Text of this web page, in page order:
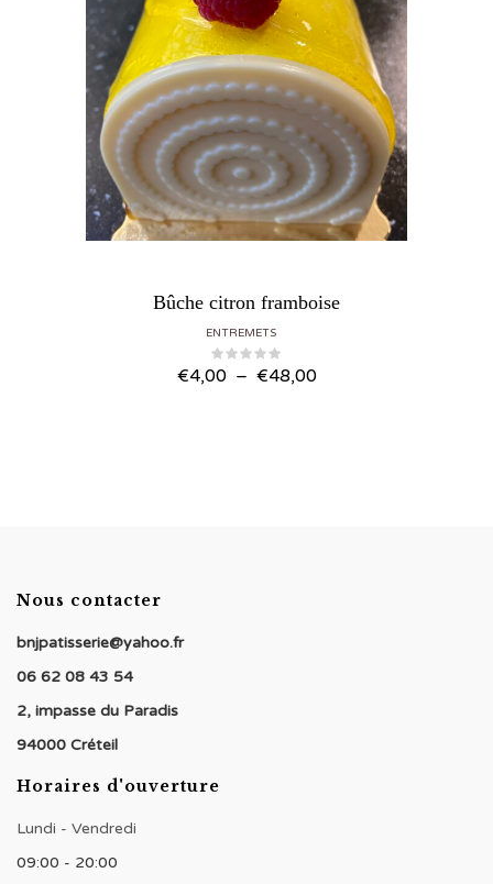
Bûche citron framboise
ENTREMETS
€4,00 – €48,00Plage
Nous contacter
bnjpatisserie@yahoo.fr
06 62 08 43 54
2, impasse du Paradis
94000 Créteil
Horaires d'ouverture
Lundi - Vendredi
09:00 - 20:00